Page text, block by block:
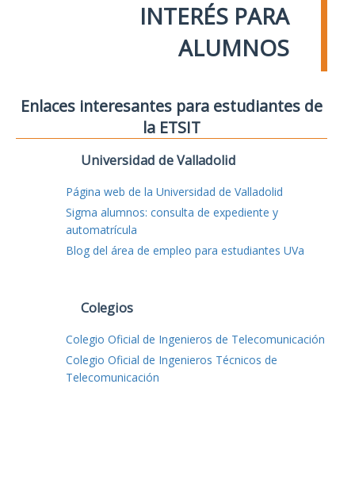
INTERÉS PARA
ALUMNOS
Enlaces interesantes para estudiantes de
la ETSIT
Universidad de Valladolid
Página web de la Universidad de Valladolid
Sigma alumnos: consulta de expediente y
automatrícula
Blog del área de empleo para estudiantes UVa
Colegios
Colegio Oficial de Ingenieros de Telecomunicación
Colegio Oficial de Ingenieros Técnicos de
Telecomunicación